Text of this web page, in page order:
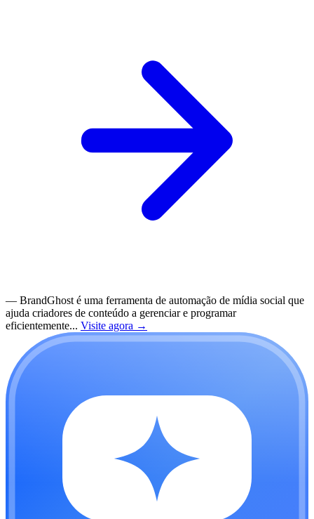
— BrandGhost é uma ferramenta de automação de mídia social que
ajuda criadores de conteúdo a gerenciar e programar
eficientemente... Visite agora →